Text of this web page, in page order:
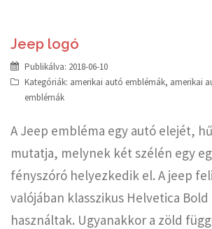
Jeep logó
Publikálva: 2018-06-10
Kategóriák: amerikai autó emblémák, amerikai
emblémák
A Jeep embléma egy autó elejét,
mutatja, melynek két szélén egy
fényszóró helyezkedik el. A jeep
valójában klasszikus Helvetica
használtak. Ugyanakkor a zöld